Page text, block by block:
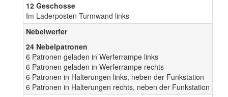
12 Geschosse
Im Laderposten Turmwand links
Nebelwerfer
24 Nebelpatronen
6 Patronen geladen in Werferrampe links
6 Patronen geladen in Werferrampe rechts
6 Patronen in Halterungen links, neben der Funkstation
6 Patronen in Halterungen rechts, neben der Funkstation